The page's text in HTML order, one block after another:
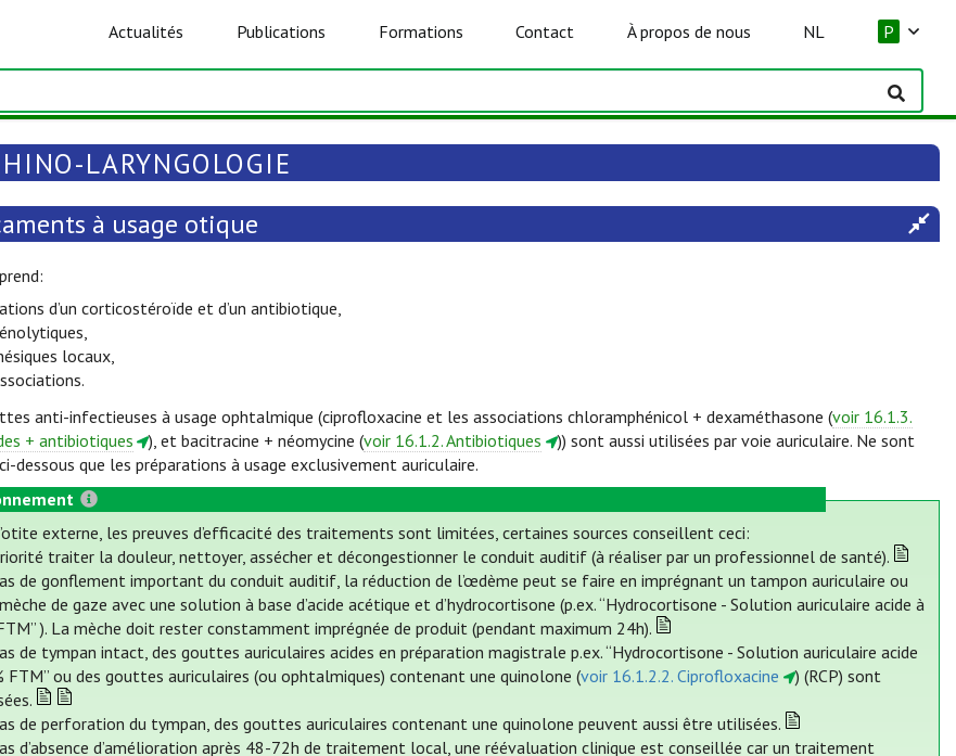
Actualités Publications Formations Contact À propos de nous NL P
LARYNGOLOGIE
à usage otique
d’un corticostéroïde et d’un antibiotique,
locaux,
anti-infectieuses à usage ophtalmique (ciprofloxacine et les associations chloramphénicol + dexaméthasone (voir 16.1.3.
+ antibiotiques
), et bacitracine + néomycine (voir 16.1.2. Antibiotiques
)) sont aussi utilisées par voie auriculaire. Ne sont
dessous que les préparations à usage exclusivement auriculaire.
externe, les preuves d’efficacité des traitements sont limitées, certaines sources conseillent ceci:
traiter la douleur, nettoyer, assécher et décongestionner le conduit auditif (à réaliser par un professionnel de santé).
de gonflement important du conduit auditif, la réduction de l’œdème peut se faire en imprégnant un tampon auriculaire ou
de gaze avec une solution à base d’acide acétique et d’hydrocortisone (p.ex. “Hydrocortisone - Solution auriculaire acide à
). La mèche doit rester constamment imprégnée de produit (pendant maximum 24h).
de tympan intact, des gouttes auriculaires acides en préparation magistrale p.ex. “Hydrocortisone - Solution auriculaire acide
FTM” ou des gouttes auriculaires (ou ophtalmiques) contenant une quinolone (voir 16.1.2.2. Ciprofloxacine
) (RCP) sont
de perforation du tympan, des gouttes auriculaires contenant une quinolone peuvent aussi être utilisées.
d’absence d’amélioration après 48-72h de traitement local, une réévaluation clinique est conseillée car un traitement